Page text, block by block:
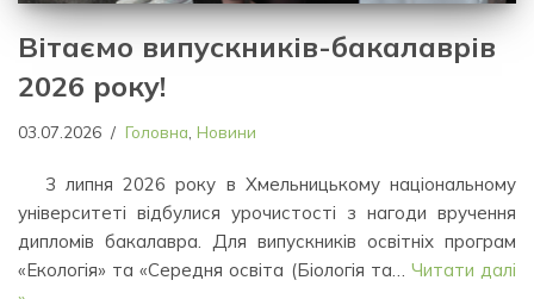
Вітаємо випускників-бакалаврів
2026 року!
03.07.2026 Головна Новини
3 липня 2026 року в Хмельницькому національному
університеті відбулися урочистості з нагоди вручення
дипломів бакалавра. Для випускників освітніх програм
«Екологія» та «Середня освіта (Біологія та… Читати далі